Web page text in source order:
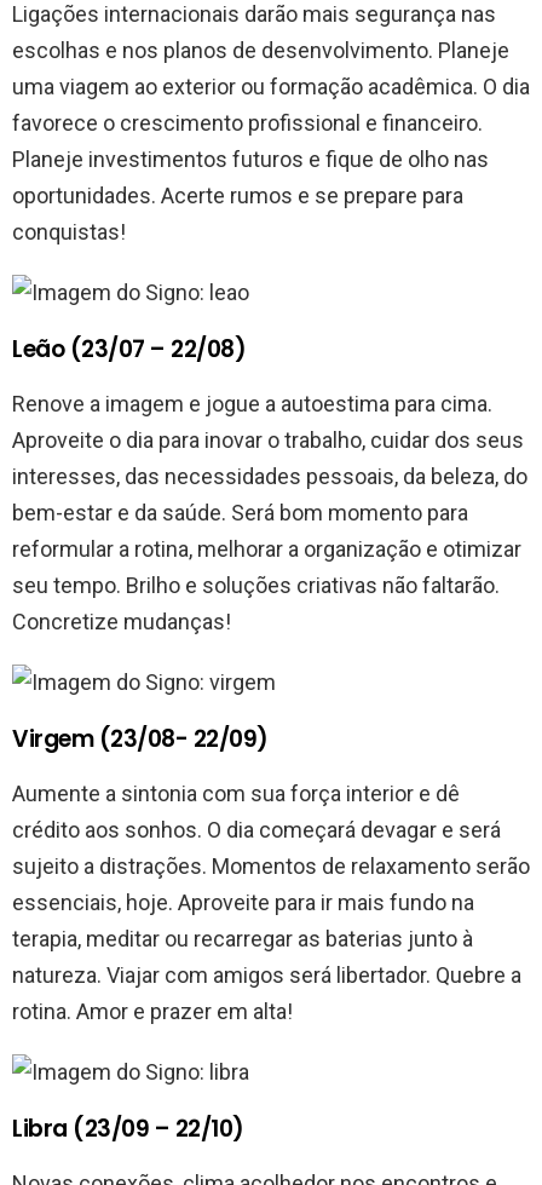
Ligações internacionais darão mais segurança nas
escolhas e nos planos de desenvolvimento. Planeje
uma viagem ao exterior ou formação acadêmica. O dia
favorece o crescimento profissional e financeiro.
Planeje investimentos futuros e fique de olho nas
oportunidades. Acerte rumos e se prepare para
conquistas!
Leão (23/07 – 22/08)
Renove a imagem e jogue a autoestima para cima.
Aproveite o dia para inovar o trabalho, cuidar dos seus
interesses, das necessidades pessoais, da beleza, do
bem-estar e da saúde. Será bom momento para
reformular a rotina, melhorar a organização e otimizar
seu tempo. Brilho e soluções criativas não faltarão.
Concretize mudanças!
Virgem (23/08- 22/09)
Aumente a sintonia com sua força interior e dê
crédito aos sonhos. O dia começará devagar e será
sujeito a distrações. Momentos de relaxamento serão
essenciais, hoje. Aproveite para ir mais fundo na
terapia, meditar ou recarregar as baterias junto à
natureza. Viajar com amigos será libertador. Quebre a
rotina. Amor e prazer em alta!
Libra (23/09 – 22/10)